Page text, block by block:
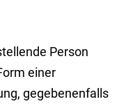
Person
einer
gegebenenfalls